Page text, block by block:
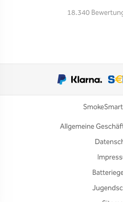
18.340
Allgemeine